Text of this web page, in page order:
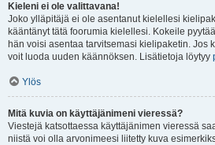
Kieleni ei ole valittavana!
Joko ylläpitäjä ei ole asentanut kielellesi
kääntänyt tätä foorumia kielellesi. Kokeile
hän voisi asentaa tarvitsemasi kielipaketin. Jos
voit luoda uuden käännöksen. Lisätietoja löytyy
Ylös
Mitä kuvia on käyttäjänimeni vieressä?
Viestejä katsottaessa käyttäjänimen vieressä
niistä voi olla arvonimeesi liitetty kuva